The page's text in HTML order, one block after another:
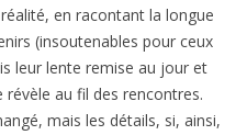
en racontant la longue
(insoutenables pour ceux
leur lente remise au jour et
au fil des rencontres.
mais les détails, si, ainsi,